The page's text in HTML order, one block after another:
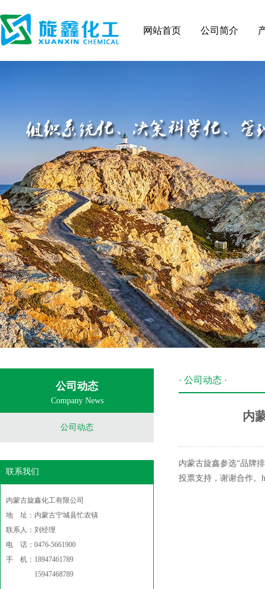
网站首页 公司简介
公司动态
Company News
公司动态
联系我们
内蒙古旋鑫化工有限公司
地 址：内蒙古宁城县忙农镇
联系人：刘经理
电 话：0476-5661900
手 机：18947461789
15947468789
· 公司动态 ·
内
内蒙古旋鑫参选“品牌
投票支持，谢谢合作。